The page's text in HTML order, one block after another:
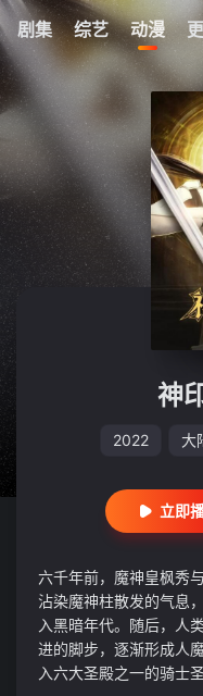
剧集 综艺 动漫
我的观影
暂无
神
2022 大
立即
六千年前，魔神皇枫秀
沾染魔神柱散发的气息
入黑暗年代。随后，人
进的脚步，逐渐形成人
入六大圣殿之一的骑士